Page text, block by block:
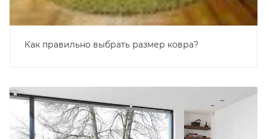
Как правильно выбрать размер ковра?